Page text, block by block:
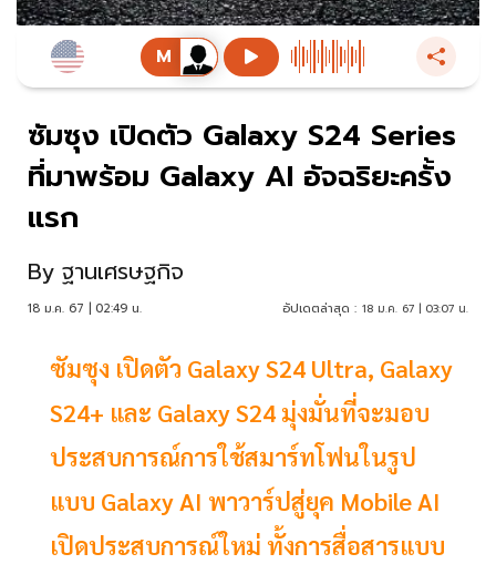
ซัมซุง เปิดตัว Galaxy S24 Series
ที่มาพร้อม Galaxy AI อัจฉริยะครั้ง
แรก
By ฐานเศรษฐกิจ
18 ม.ค. 67 | 02:49 น. อัปเดตล่าสุด : 18 ม.ค. 67 | 03:07 น.
ซัมซุง เปิดตัว Galaxy S24 Ultra, Galaxy
S24+ และ Galaxy S24 มุ่งมั่นที่จะมอบ
ประสบการณ์การใช้สมาร์ทโฟนในรูป
แบบ Galaxy AI พาวาร์ปสู่ยุค Mobile AI
เปิดประสบการณ์ใหม่ ทั้งการสื่อสารแบบ